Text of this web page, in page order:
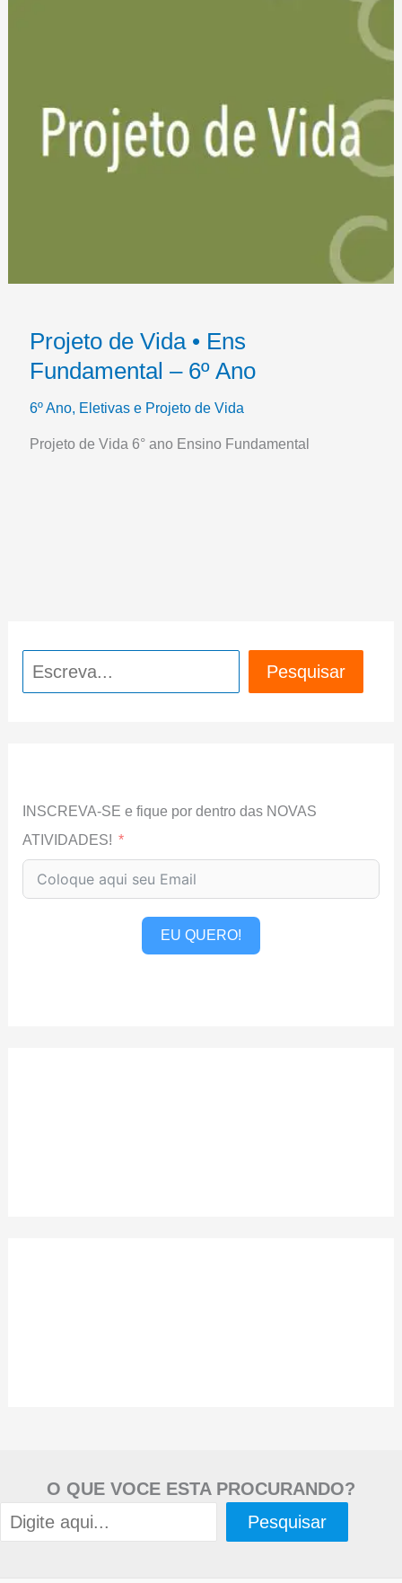
Projeto de Vida • Ens
Fundamental – 6º Ano
6º Ano, Eletivas e Projeto de Vida
Projeto de Vida 6° ano Ensino Fundamental
Pesquisar Pesquisar
INSCREVA-SE e fique por dentro das NOVAS
ATIVIDADES!
EU QUERO!
O QUE VOCE ESTA PROCURANDO?
Pesquisar